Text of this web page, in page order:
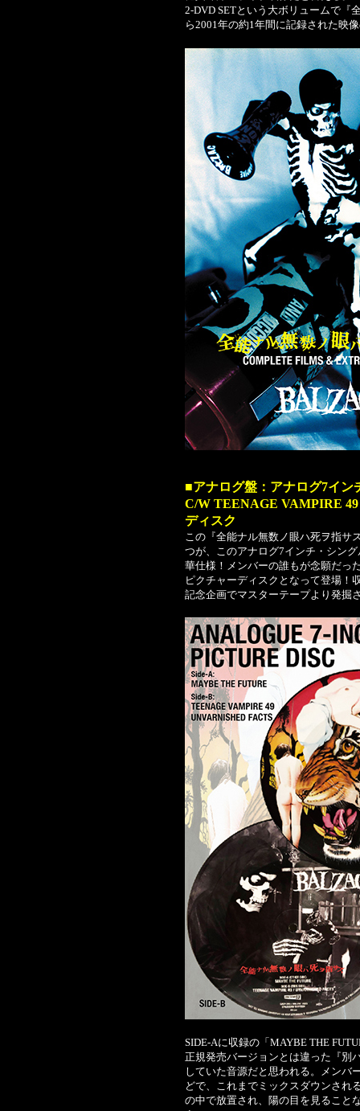
2-DVD SETという大ボリュームで『
ら2001年の約1年間に記録された映
■アナログ盤：アナログ7イ
C/W TEENAGE VAMPIRE
ディスク
この『全能ナル無数ノ眼ハ死ヲ指サ
つが、このアナログ7インチ・シン
華仕様！メンバーの誰もが念願だっ
ピクチャーディスクとなって登場！
記念企画でマスターテープより発掘
SIDE-Aに収録の「MAYBE THE
正規発売バージョンとは違った『別
していた音源だと思われる。メンバ
どで、これまでミックスダウンされ
の中で放置され、陽の目を見ること